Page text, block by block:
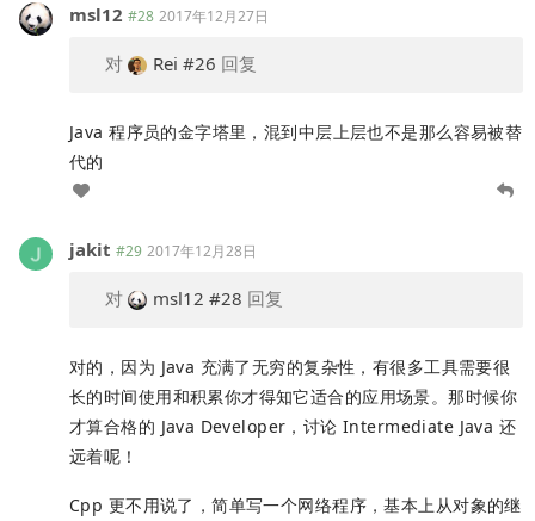
msl12 #28 2017年12月27日
对 Rei #26 回复
Java 程序员的金字塔里，混到中层上层也不是那么容易被替
代的
jakit #29 2017年12月28日
对 msl12 #28 回复
对的，因为 Java 充满了无穷的复杂性，有很多工具需要很
长的时间使用和积累你才得知它适合的应用场景。那时候你
才算合格的 Java Developer，讨论 Intermediate Java 还
远着呢！
Cpp 更不用说了，简单写一个网络程序，基本上从对象的继